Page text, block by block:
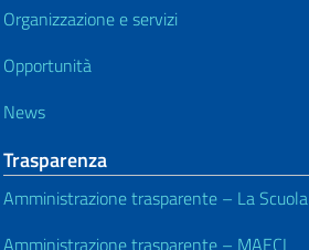
Organizzazione e servizi
Opportunità
News
Trasparenza
Amministrazione trasparente – La Scuola
Amministrazione trasparente – MAECI